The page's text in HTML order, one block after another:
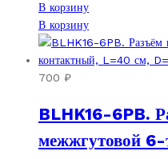
В корзину
В корзину
700 ₽
BLHK16-6PB.
межжгутовой